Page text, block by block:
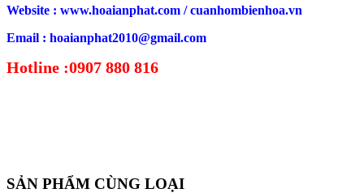
Website : www.hoaianphat.com / cuanhombienhoa.vn
Email : hoaianphat2010@gmail.com
Hotline :0907 880 816
SẢN PHẨM CÙNG LOẠI